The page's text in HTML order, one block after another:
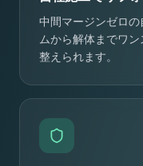
中間マージンゼロ
ムから解体までワ
整えられます。